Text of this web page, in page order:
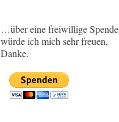
…über eine freiwillige Spende
würde ich mich sehr freuen,
Danke.